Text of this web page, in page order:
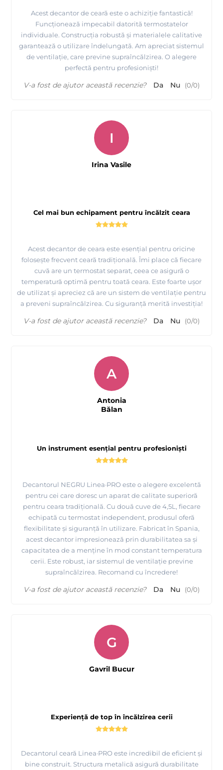
Acest decantor de ceară este o achiziție fantastică!
Funcționează impecabil datorită termostatelor
individuale. Construcția robustă și materialele calitative
garantează o utilizare îndelungată. Am apreciat sistemul
de ventilație, care previne supraîncălzirea. O alegere
perfectă pentru profesioniști!
V-a fost de ajutor această recenzie? Da Nu (0/0)
Cel mai bun echipament pentru încălzit ceara
Acest decantor de ceara este esențial pentru oricine
folosește frecvent ceară tradițională. Îmi place că fiecare
cuvă are un termostat separat, ceea ce asigură o
temperatură optimă pentru toată ceara. Este foarte ușor
de utilizat și apreciez că are un sistem de ventilație pentru
a preveni supraîncălzirea. Cu siguranță merită investiția!
I
Irina Vasile
V-a fost de ajutor această recenzie? Da Nu (0/0)
Un instrument esențial pentru profesioniști
Decantorul NEGRU Linea·PRO este o alegere excelentă
pentru cei care doresc un aparat de calitate superioră
pentru ceara tradițională. Cu două cuve de 4,5L, fiecare
echipată cu termostat independent, produsul oferă
flexibilitate și siguranță în utilizare. Fabricat în Spania,
acest decantor impresionează prin durabilitatea sa și
capacitatea de a menține în mod constant temperatura
cerii. Este robust, iar sistemul de ventilație previne
supraîncălzirea. Recomand cu încredere!
A
Antonia
Bălan
V-a fost de ajutor această recenzie? Da Nu (0/0)
Experiență de top în încălzirea cerii
Decantorul ceară Linea·PRO este incredibil de eficient și
bine construit. Structura metalică asigură durabilitate
G
Gavril Bucur